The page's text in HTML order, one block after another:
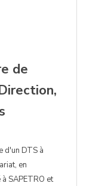
de
d'un DTS à
en
SAPETRO et